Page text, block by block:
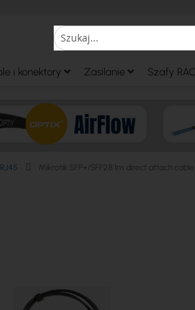
Search
i konektory Zasilanie Szafy
Mikrotik SFP+/SFP28 1m direct attach cable